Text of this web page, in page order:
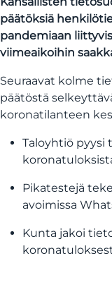
päätöksiä
pandemiaan
viimeaikoihin
Seuraavat kolme
päätöstä
koronatilanteen
Taloyhtiö pyysi
Pikatestejä
avoimissa
Kunta jakoi